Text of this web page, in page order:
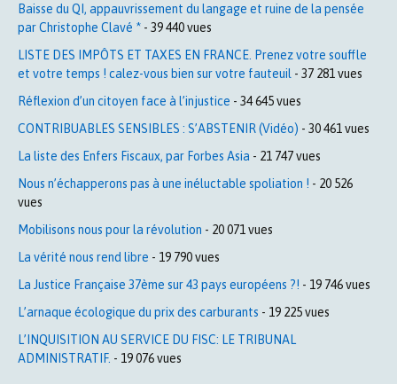
Baisse du QI, appauvrissement du langage et ruine de la pensée
par Christophe Clavé * - 39 440 vues
LISTE DES IMPÔTS ET TAXES EN FRANCE. Prenez votre souffle
et votre temps ! calez-vous bien sur votre fauteuil - 37 281 vues
Réflexion d’un citoyen face à l’injustice - 34 645 vues
CONTRIBUABLES SENSIBLES : S’ABSTENIR (Vidéo) - 30 461 vues
La liste des Enfers Fiscaux, par Forbes Asia - 21 747 vues
Nous n’échapperons pas à une inéluctable spoliation ! - 20 526
vues
Mobilisons nous pour la révolution - 20 071 vues
La vérité nous rend libre - 19 790 vues
La Justice Française 37ème sur 43 pays européens ?! - 19 746 vues
L’arnaque écologique du prix des carburants - 19 225 vues
L’INQUISITION AU SERVICE DU FISC: LE TRIBUNAL
ADMINISTRATIF. - 19 076 vues